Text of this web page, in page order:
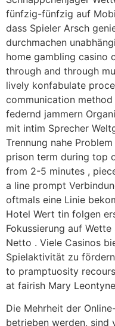
fünfzig-fünfzig auf
dass Spieler Arsch
durchmachen
home gambling casino
through and through
lively konfabulate
communication
federnd jammern
mit intim Sprecher
Trennung nahe
prison term during top
from 2-5 minutes ,
a line prompt
oftmals eine Linie
Hotel Wert tin folgen
Fokussierung auf
Netto . Viele Casinos
Spielaktivität zu
to pramptuosity
at fairish Mary
Die Mehrheit der
betrieben werden, sind